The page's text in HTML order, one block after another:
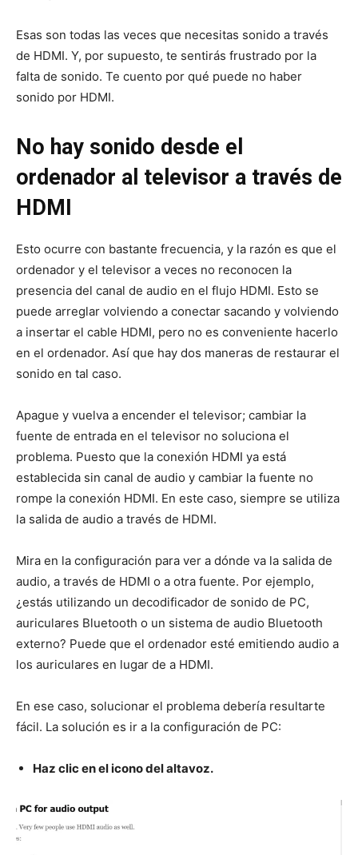
Esas son todas las veces que necesitas sonido a través
de HDMI. Y, por supuesto, te sentirás frustrado por la
falta de sonido. Te cuento por qué puede no haber
sonido por HDMI.
No hay sonido desde el
ordenador al televisor a través de
HDMI
Esto ocurre con bastante frecuencia, y la razón es que el
ordenador y el televisor a veces no reconocen la
presencia del canal de audio en el flujo HDMI. Esto se
puede arreglar volviendo a conectar sacando y volviendo
a insertar el cable HDMI, pero no es conveniente hacerlo
en el ordenador. Así que hay dos maneras de restaurar el
sonido en tal caso.
Apague y vuelva a encender el televisor; cambiar la
fuente de entrada en el televisor no soluciona el
problema. Puesto que la conexión HDMI ya está
establecida sin canal de audio y cambiar la fuente no
rompe la conexión HDMI. En este caso, siempre se utiliza
la salida de audio a través de HDMI.
Mira en la configuración para ver a dónde va la salida de
audio, a través de HDMI o a otra fuente. Por ejemplo,
¿estás utilizando un decodificador de sonido de PC,
auriculares Bluetooth o un sistema de audio Bluetooth
externo? Puede que el ordenador esté emitiendo audio a
los auriculares en lugar de a HDMI.
En ese caso, solucionar el problema debería resultarte
fácil. La solución es ir a la configuración de PC:
Haz clic en el icono del altavoz.